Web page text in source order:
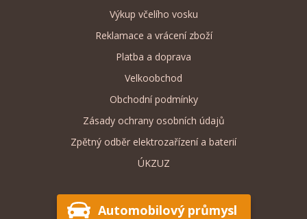
Výkup včelího vosku
Reklamace a vrácení zboží
Platba a doprava
Velkoobchod
Obchodní podmínky
Zásady ochrany osobních údajů
Zpětný odběr elektrozařízení a baterií
ÚKZUZ
Automobilový průmysl